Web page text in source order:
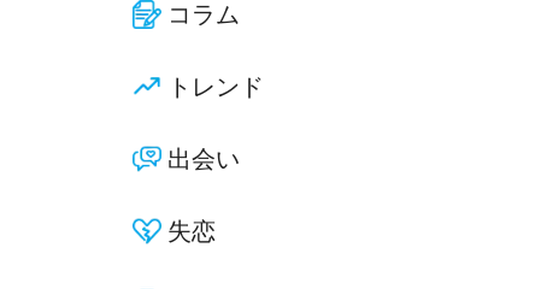
コラム
トレンド
出会い
失恋